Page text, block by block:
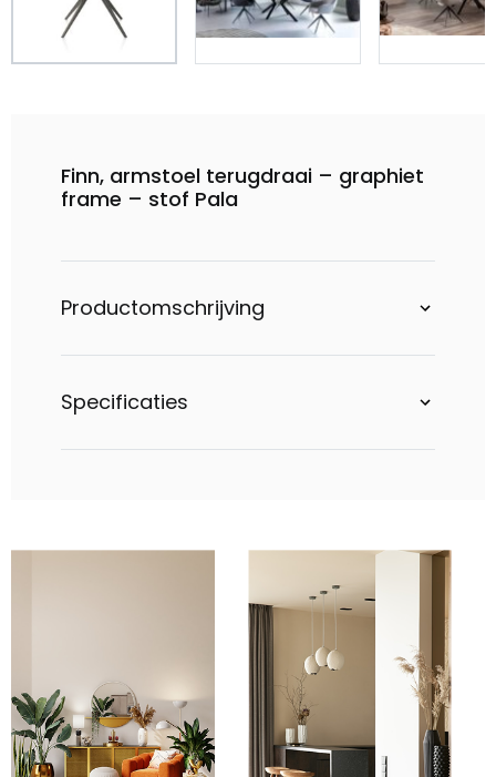
Finn, armstoel terugdraai – graphiet
frame – stof Pala
Productomschrijving
Specificaties